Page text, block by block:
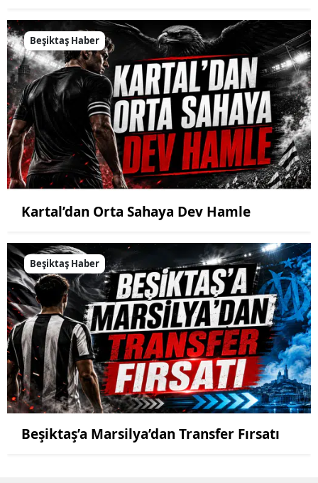
Beşiktaş Haber
Kartal’dan Orta Sahaya Dev Hamle
Beşiktaş Haber
Beşiktaş’a Marsilya’dan Transfer Fırsatı